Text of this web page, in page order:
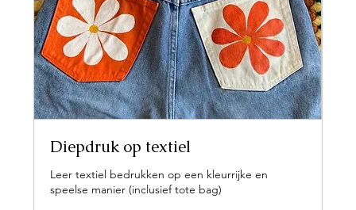
Diepdruk op textiel
Leer textiel bedrukken op een kleurrijke en
speelse manier (inclusief tote bag)